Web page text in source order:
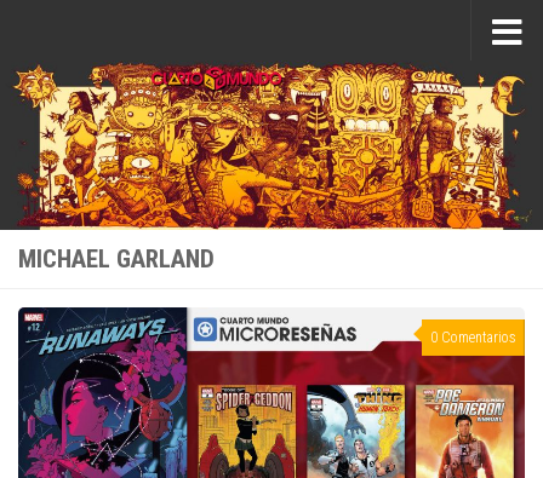
MICHAEL GARLAND
0 Comentarios